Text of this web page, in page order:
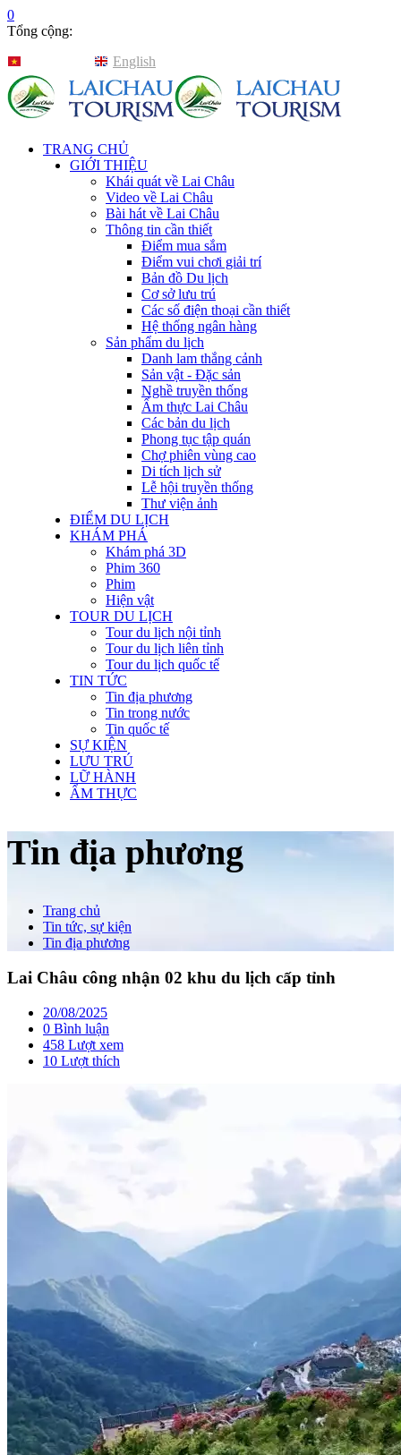
0
Tổng cộng:
English
TRANG CHỦ
GIỚI THIỆU
Khái quát về Lai Châu
Video về Lai Châu
Bài hát về Lai Châu
Thông tin cần thiết
Điểm mua sắm
Điểm vui chơi giải trí
Bản đồ Du lịch
Cơ sở lưu trú
Các số điện thoại cần thiết
Hệ thống ngân hàng
Sản phẩm du lịch
Danh lam thắng cảnh
Sản vật - Đặc sản
Nghề truyền thống
Ẩm thực Lai Châu
Các bản du lịch
Phong tục tập quán
Chợ phiên vùng cao
Di tích lịch sử
Lễ hội truyền thống
Thư viện ảnh
ĐIỂM DU LỊCH
KHÁM PHÁ
Khám phá 3D
Phim 360
Phim
Hiện vật
TOUR DU LỊCH
Tour du lịch nội tỉnh
Tour du lịch liên tỉnh
Tour du lịch quốc tế
TIN TỨC
Tin địa phương
Tin trong nước
Tin quốc tế
SỰ KIỆN
LƯU TRÚ
LỮ HÀNH
ẨM THỰC
Tin địa phương
Trang chủ
Tin tức, sự kiện
Tin địa phương
Lai Châu công nhận 02 khu du lịch cấp tỉnh
20/08/2025
0 Bình luận
458 Lượt xem
10 Lượt thích